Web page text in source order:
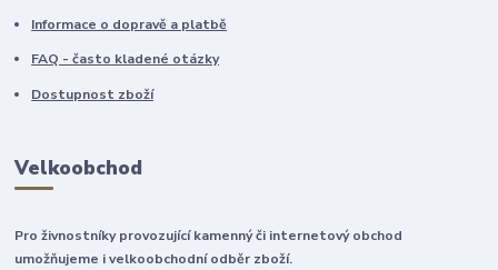
Informace o dopravě a platbě
FAQ - často kladené otázky
Dostupnost zboží
Velkoobchod
Pro živnostníky provozující kamenný či internetový obchod
umožňujeme i velkoobchodní odběr zboží.